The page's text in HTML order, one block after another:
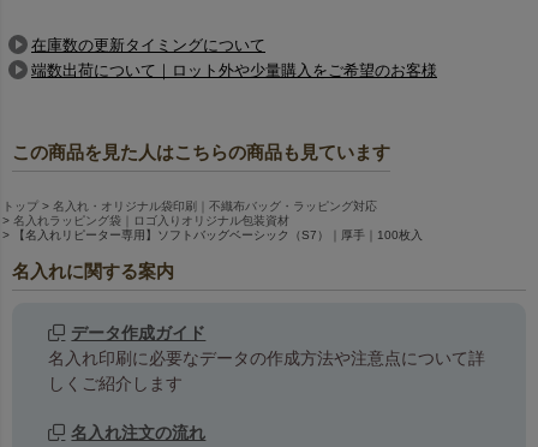
在庫数の更新タイミングについて
端数出荷について｜ロット外や少量購入をご希望のお客様
この商品を見た人はこちらの商品も見ています
トップ
名入れ・オリジナル袋印刷｜不織布バッグ・ラッピング対応
名入れラッピング袋｜ロゴ入りオリジナル包装資材
【名入れリピーター専用】ソフトバッグベーシック（S7）｜厚手｜100枚入
名入れに関する案内
データ作成ガイド
名入れ印刷に必要なデータの作成方法や注意点について詳
しくご紹介します
名入れ注文の流れ